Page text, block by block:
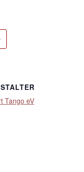
Tango eV